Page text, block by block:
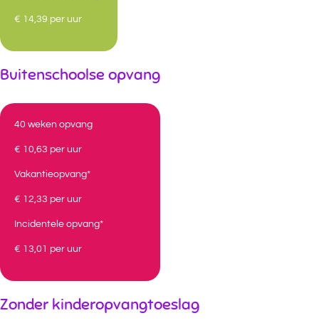
€ 14,39 per uur
Buitenschoolse opvang
40 weken opvang
€ 10,63 per uur
Vakantieopvang*
€ 12,33 per uur
Incidentele opvang*
€ 13,01 per uur
Zonder kinderopvangtoeslag